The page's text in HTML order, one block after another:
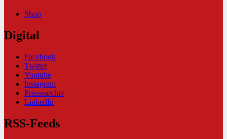
Shop
Digital
Facebook
Twitter
Youtube
Instagram
Pressearchiv
LinkedIn
RSS-Feeds